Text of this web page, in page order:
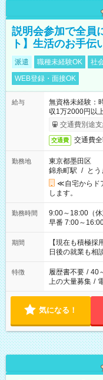
説明会参加で全員
ト】生活のお手伝
派遣 職種未経験OK 社
WEB登録・面接OK
給与
無資格未経験
収1万2000円以
交通費別途支
交通費 交通費
勤務地
東京都墨田区
錦糸町駅 / と
≪自宅からド
します。
勤務時間
9:00～18:00（休憩60分） ■ご希望があ
早番 7:00～16:00 遅番
い」 「余裕を持
たくない」 など、
の方へ 今ご覧の
の勤務時間。 合
期間
【現在も積極
日後の就業も相
特徴 履歴書不要 / 40
上の大量募集 /
気になる！